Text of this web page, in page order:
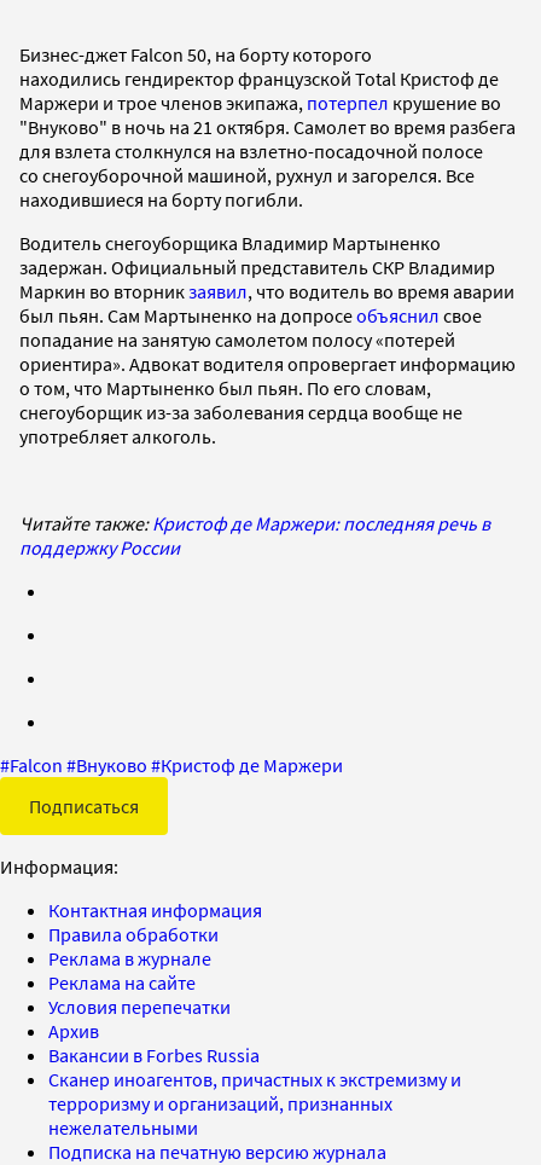
Бизнес-джет Falcon 50, на борту которого
находились гендиректор французской Total Кристоф де
Маржери и трое членов экипажа, потерпел крушение во
"Внуково" в ночь на 21 октября. Самолет во время разбега
для взлета столкнулся на взлетно-посадочной полосе
со снегоуборочной машиной, рухнул и загорелся. Все
находившиеся на борту погибли.
Водитель снегоуборщика Владимир Мартыненко
задержан. Официальный представитель СКР Владимир
Маркин во вторникзаявил, что водитель во время аварии
был пьян. Сам Мартыненко на допросеобъяснил свое
попадание на занятую самолетом полосу «потерей
ориентира». Адвокат водителя опровергает информацию
о том, что Мартыненко был пьян. По его словам,
снегоуборщик из-за заболевания сердца вообще не
употребляет алкоголь.
Читайте также:Кристоф де Маржери: последняя речь в
поддержку России
#Falcon #Внуково #Кристоф де Маржери
Подписаться
Информация:
Контактная информация
Правила обработки
Реклама в журнале
Реклама на сайте
Условия перепечатки
Архив
Вакансии в Forbes Russia
Сканер иноагентов, причастных к экстремизму и
терроризму и организаций, признанных
нежелательными
Подписка на печатную версию журнала